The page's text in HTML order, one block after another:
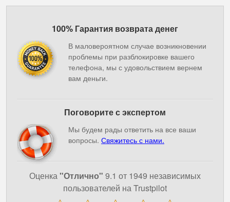
100% Гарантия возврата денег
В маловероятном случае возникновении
проблемы при разблокировке вашего
телефона, мы с удовольствием вернем
вам деньги.
Поговорите с экспертом
Мы будем рады ответить на все ваши
вопросы. Свяжитесь с нами.
Оценка"Отлично" 9.1 от 1949 независимых
пользователей на Trustpilot